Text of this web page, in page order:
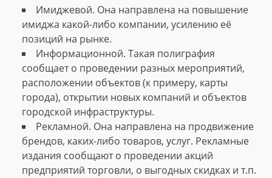
Имиджевой. Она направлена на повышение
имиджа какой-либо компании, усилению её
позиций на рынке.
Информационной. Такая полиграфия
сообщает о проведении разных мероприятий,
расположении объектов (к примеру, карты
города), открытии новых компаний и объектов
городской инфраструктуры.
Рекламной. Она направлена на продвижение
брендов, каких-либо товаров, услуг. Рекламные
издания сообщают о проведении акций
предприятий торговли, о выгодных скидках и т.п.